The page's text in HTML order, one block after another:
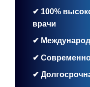
✔ 100%
врачи
✔
✔
✔